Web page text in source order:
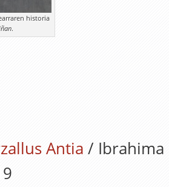
historia
.
Antia / Ibrahima